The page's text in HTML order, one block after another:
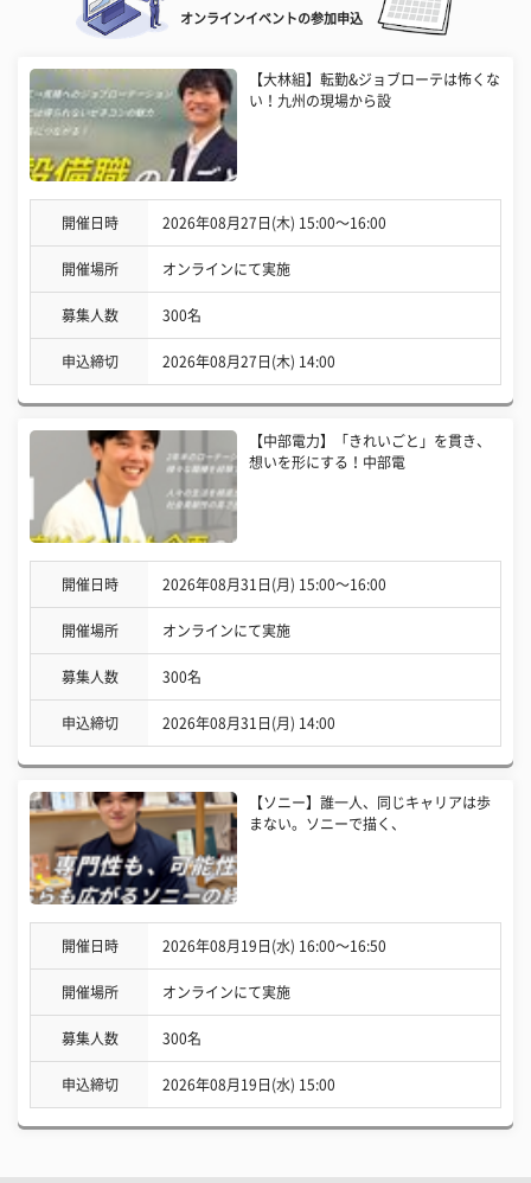
オンラインイベントの参加申込
【大林組】転勤&ジョブローテは怖くな
い！九州の現場から設
開催日時 2026年08月27日(木) 15:00〜16:00
開催場所 オンラインにて実施
募集人数 300名
申込締切 2026年08月27日(木) 14:00
【中部電力】「きれいごと」を貫き、
想いを形にする！中部電
開催日時 2026年08月31日(月) 15:00〜16:00
開催場所 オンラインにて実施
募集人数 300名
申込締切 2026年08月31日(月) 14:00
【ソニー】誰一人、同じキャリアは歩
まない。ソニーで描く、
開催日時 2026年08月19日(水) 16:00〜16:50
開催場所 オンラインにて実施
募集人数 300名
申込締切 2026年08月19日(水) 15:00